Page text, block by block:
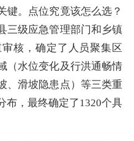
键。点位究竟该怎么选？
三级应急管理部门和乡镇
核，确定了人员聚集区
（水位变化及行洪通畅情
、滑坡隐患点）等三类重
布，最终确定了1320个具